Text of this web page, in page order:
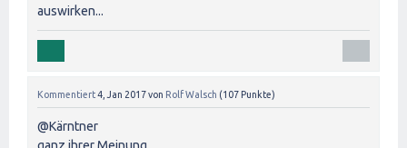
auswirken...
Kommentiert4, Jan 2017von Rolf Walsch (107 Punkte)
@Kärntner
ganz ihrer Meinung